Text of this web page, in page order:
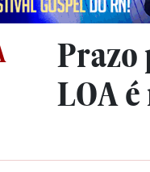
Prazo
LOA